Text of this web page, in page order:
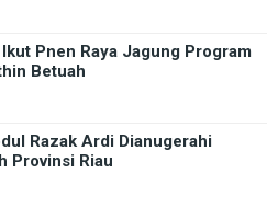
Pnen Raya Jagung Program
Betuah
Razak Ardi Dianugerahi
Provinsi Riau